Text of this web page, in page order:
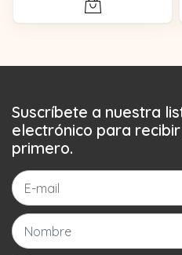
Suscríbete a nuestra
electrónico para
primero.